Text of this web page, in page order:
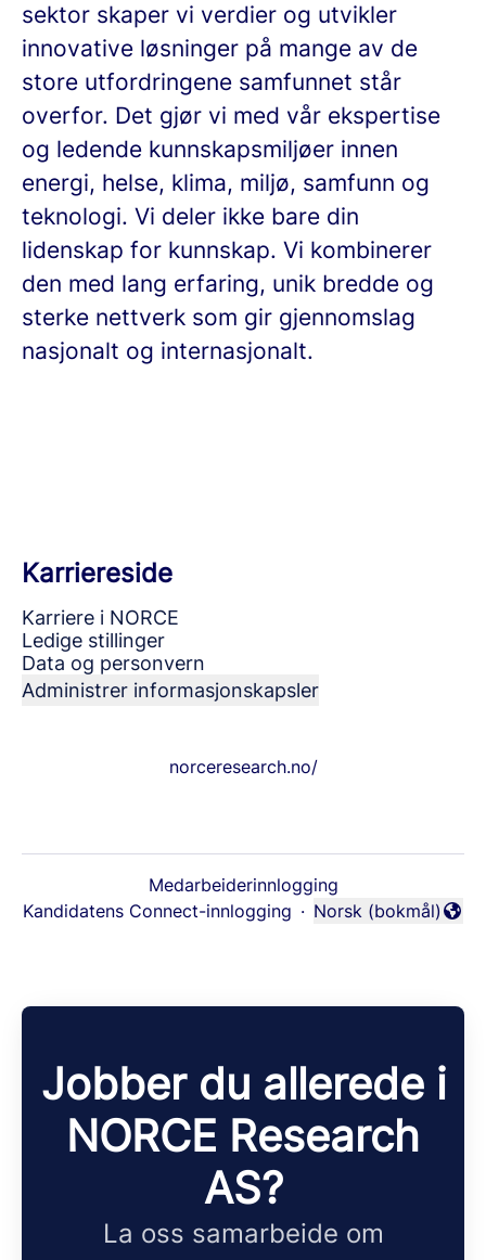
sektor skaper vi verdier og utvikler
innovative løsninger på mange av de
store utfordringene samfunnet står
overfor. Det gjør vi med vår ekspertise
og ledende kunnskapsmiljøer innen
energi, helse, klima, miljø, samfunn og
teknologi. Vi deler ikke bare din
lidenskap for kunnskap. Vi kombinerer
den med lang erfaring, unik bredde og
sterke nettverk som gir gjennomslag
nasjonalt og internasjonalt.
Karriereside
Karriere i NORCE
Ledige stillinger
Data og personvern
Administrer informasjonskapsler
norceresearch.no/
Medarbeiderinnlogging
Kandidatens Connect-innlogging ·
Endre språk
Norsk (bokmål)
Jobber du allerede i
NORCE Research
AS?
La oss samarbeide om